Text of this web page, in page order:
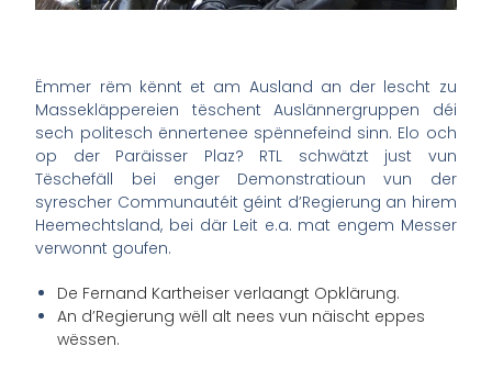
Ëmmer rëm kënnt et am Ausland an der lescht zu
Massekläppereien tëschent Auslännergruppen déi
sech politesch ënnertenee spënnefeind sinn. Elo och
op der Paräisser Plaz? RTL schwätzt just vun
Tëschefäll bei enger Demonstratioun vun der
syrescher Communautéit géint d’Regierung an hirem
Heemechtsland, bei där Leit e.a. mat engem Messer
verwonnt goufen.
De Fernand Kartheiser verlaangt Opklärung.
An d’Regierung wëll alt nees vun näischt eppes
wëssen.